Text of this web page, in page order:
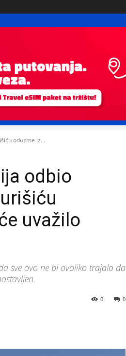
oduzme iz...
odbio
uvažilo
sve ovo ne bi ovoliko trajalo da
0
0